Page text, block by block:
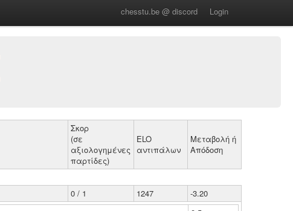
chesstu.be @ discord Login
Σκορ
(σε
αξιολογημένες
παρτίδες)
ELO
αντιπάλων
Μεταβολή ή
Απόδοση
0 / 1 1247
-3.20